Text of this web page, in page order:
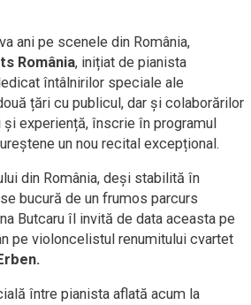
ani pe scenele din România,
România, inițiat de pianista
întâlnirilor speciale ale
țări cu publicul, dar și colaborărilor
experiență, înscrie în programul
un nou recital excepțional.
din România, deși stabilită în
bucură de un frumos parcurs
Butcaru îl invită de data aceasta pe
pe violoncelistul renumitului cvartet
între pianista aflată acum la